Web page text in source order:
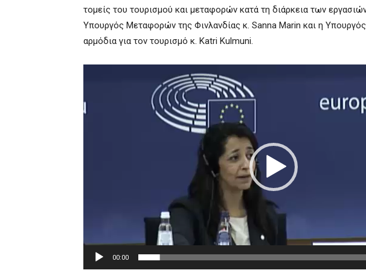
τομείς του τουρισμού και μεταφορών κατά τη διάρκεια των
Υπουργός Μεταφορών της Φινλανδίας κ. Sanna Marin και η
αρμόδια για τον τουρισμό κ. Katri Kulmuni.
Βίντεο
00:00